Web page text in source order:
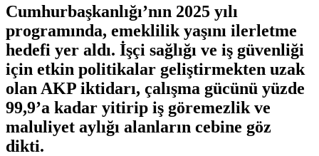
Cumhurbaşkanlığı’nın 2025 yılı
programında, emeklilik yaşını ilerletme
hedefi yer aldı. İşçi sağlığı ve iş güvenliği
için etkin politikalar geliştirmekten uzak
olan AKP iktidarı, çalışma gücünü yüzde
99,9’a kadar yitirip iş göremezlik ve
maluliyet aylığı alanların cebine göz
dikti.